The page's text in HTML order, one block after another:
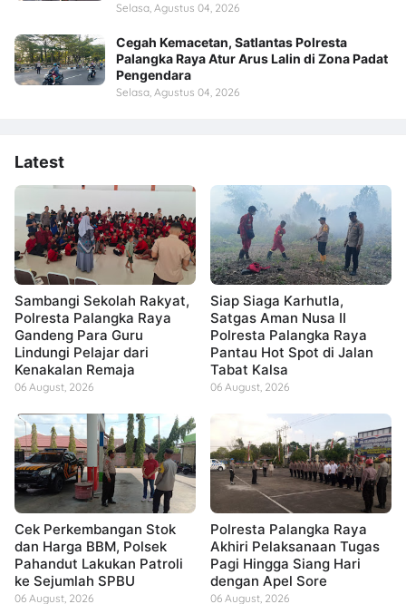
Selasa, Agustus 04, 2026
Cegah Kemacetan, Satlantas Polresta
Palangka Raya Atur Arus Lalin di Zona Padat
Pengendara
Selasa, Agustus 04, 2026
Latest
Sambangi Sekolah Rakyat,
Polresta Palangka Raya
Gandeng Para Guru
Lindungi Pelajar dari
Kenakalan Remaja
06 August, 2026
Siap Siaga Karhutla,
Satgas Aman Nusa II
Polresta Palangka Raya
Pantau Hot Spot di Jalan
Tabat Kalsa
06 August, 2026
Cek Perkembangan Stok
dan Harga BBM, Polsek
Pahandut Lakukan Patroli
ke Sejumlah SPBU
06 August, 2026
Polresta Palangka Raya
Akhiri Pelaksanaan Tugas
Pagi Hingga Siang Hari
dengan Apel Sore
06 August, 2026